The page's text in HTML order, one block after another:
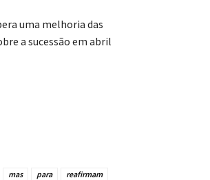
uma melhoria das
a sucessão em abril
mas para
reafirmam